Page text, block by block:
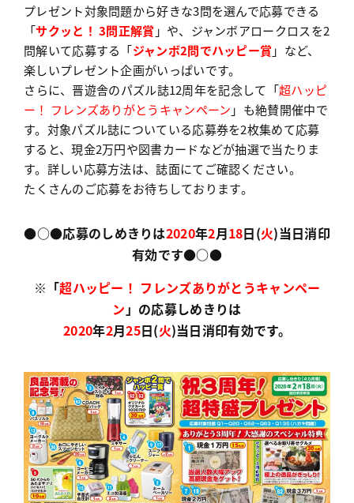
プレゼント対象問題から好きな3問を選んで応募できる
「サクッと！ 3問正解賞 」や、ジャンボアロークロスを2
問解いて応募する「ジャンボ2問でハッピー賞 」など、
楽しいプレゼント企画がいっぱいです。
さらに、晋遊舎のパズル誌12周年を記念して「超ハッピ
ー！ フレンズありがとうキャンペーン 」も絶賛開催中で
す。対象パズル誌についている応募券を2枚集めて応募
すると、現金2万円や図書カードなどが抽選で当たりま
す。詳しい応募方法は、誌面にてご確認ください。
たくさんのご応募をお待ちしております。
●○●応募のしめきりは2020年2月18日(火)当日消印
有効です●○●
※「超ハッピー！ フレンズありがとうキャンペー
ン 」の応募しめきりは
2020年2月25日(火)当日消印有効です。